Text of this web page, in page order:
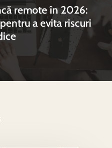
remote în 2026:
a evita riscuri